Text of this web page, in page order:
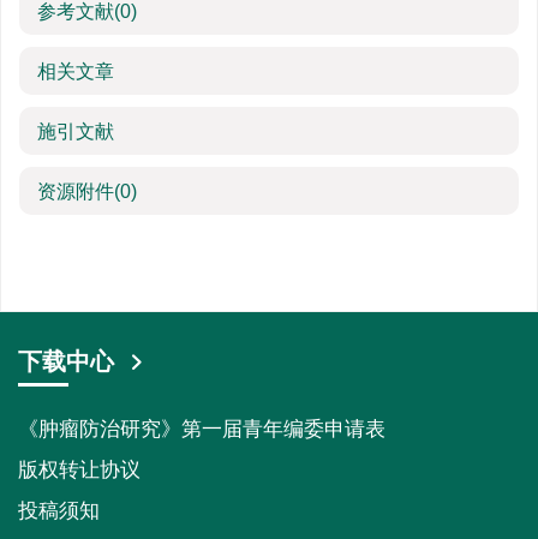
参考文献(0)
相关文章
施引文献
资源附件(0)
下载中心
《肿瘤防治研究》第一届青年编委申请表
版权转让协议
投稿须知